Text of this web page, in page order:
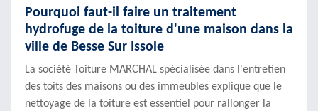
Pourquoi faut-il faire un traitement
hydrofuge de la toiture d'une maison dans la
ville de Besse Sur Issole
La société Toiture MARCHAL spécialisée dans l'entretien
des toits des maisons ou des immeubles explique que le
nettoyage de la toiture est essentiel pour rallonger la